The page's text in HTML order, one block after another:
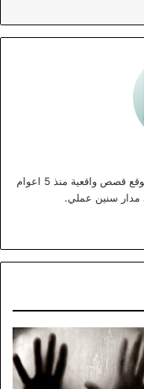
أعمل ككتابة محتوي مختص في القصص في موقع قصص واقعية منذ 5 اعوام